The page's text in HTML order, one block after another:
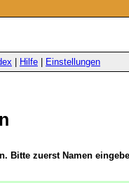
Hilfe Einstellungen
Bitte zuerst Namen